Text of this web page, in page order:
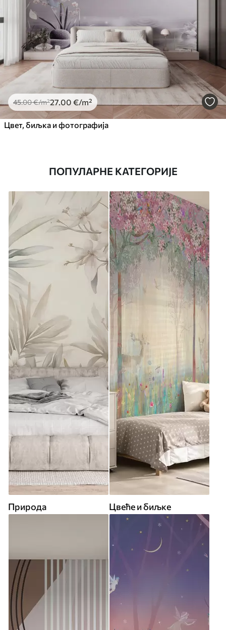
45.00€/m²27.00 €/m²
Цвет, биљка и фотографија
ПОПУЛАРНЕ КАТЕГОРИЈЕ
Природа Цвеће и биљке